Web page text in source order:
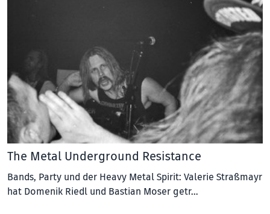
The Metal Underground Resistance
Bands, Party und der Heavy Metal Spirit: Valerie Straßmayr
hat Domenik Riedl und Bastian Moser getr…